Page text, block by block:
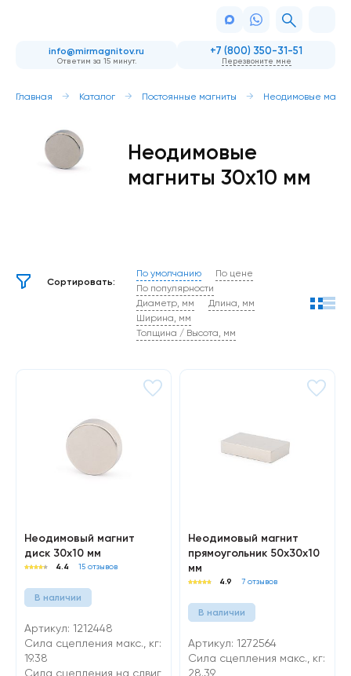
info@mirmagnitov.ru
Ответим за 15 минут.
+7 (800) 350-31-51
Перезвоните мне
Главная Каталог Постоянные магниты Неодимовые
Неодимовые
магниты 30х10 мм
Сортировать:
По умолчанию
По цене
По популярности
Диаметр, мм
Длина, мм
Ширина, мм
Толщина / Высота, мм
Неодимовый магнит
диск 30х10 мм
4.4 15 отзывов
В наличии
Артикул: 1212448
Сила сцепления макс., кг:
19.38
Cила сцепления на сдвиг
Неодимовый магнит
прямоугольник 50х30х10
мм
4.9 7 отзывов
В наличии
Артикул: 1272564
Сила сцепления макс., кг:
28.39